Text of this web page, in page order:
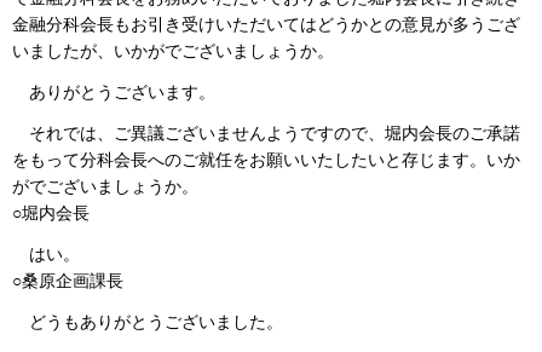
金融分科会長もお引き受けいただいてはどうかとの意見が多うござ
いましたが、いかがでございましょうか。
ありがとうございます。
それでは、ご異議ございませんようですので、堀内会長のご承諾
をもって分科会長へのご就任をお願いいたしたいと存じます。いか
がでございましょうか。
○堀内会長
はい。
○桑原企画課長
どうもありがとうございました。